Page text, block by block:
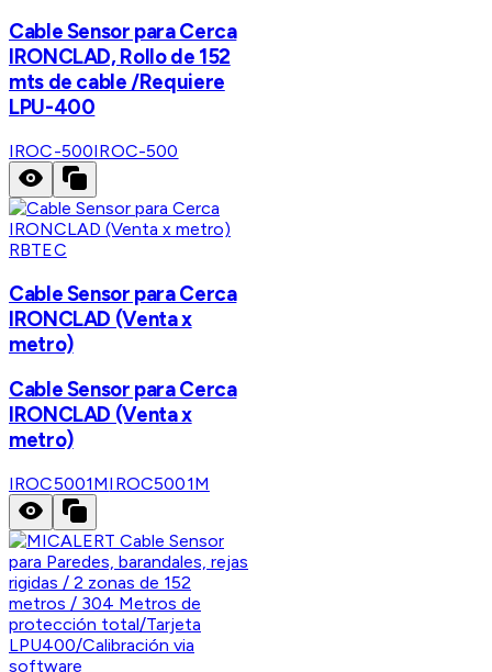
Cable Sensor para Cerca
IRONCLAD, Rollo de 152
mts de cable /Requiere
LPU-400
IROC-500IROC-500
RBTEC
Cable Sensor para Cerca
IRONCLAD (Venta x
metro)
Cable Sensor para Cerca
IRONCLAD (Venta x
metro)
IROC5001MIROC5001M